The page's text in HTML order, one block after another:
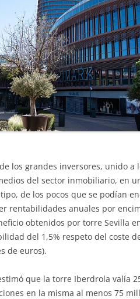
los grandes inversores, unido a
del sector inmobiliario, en
de los pocos que se podían
rentabilidades anuales por
obtenidos por torre Sevilla
del 1,5% respeto del coste
de euros).
que la torre Iberdrola valía
en la misma al menos 75